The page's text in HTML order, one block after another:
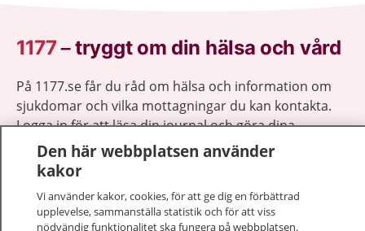
1177–tryggt om din hälsa och vård
På 1177.se får du råd om hälsa och information om
sjukdomar och vilka mottagningar du kan kontakta.
Logga in för att läsa din journal och göra dina
vårdärenden. Ring telefonnummer 1177 för
sjukvårdsrådgivning dygnet runt.
Den här webbplatsen använder
kakor
Vi använder kakor, cookies, för att ge dig en förbättrad
upplevelse, sammanställa statistik och för att viss
nödvändig funktionalitet ska fungera på webbplatsen.